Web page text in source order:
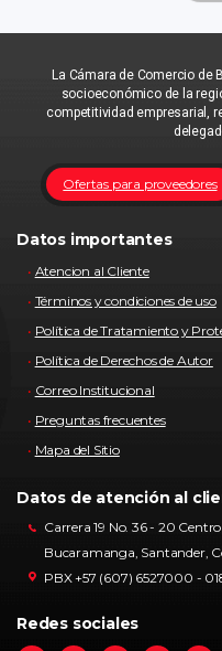
La Cámara de Comercio de
socioeconómico de la
competitividad empresarial,
Ofertas para proveedores
Datos importantes
Atencion al Cliente
Términos y condiciones de uso
Política de Tratamiento y
Política de Derechos de Autor
Correo Institucional
Preguntas frecuentes
Mapa del Sitio
Datos de atención al
Carrera 19 No. 36 - 20
Bucaramanga, Santander,
PBX +57 (607) 6527000 -
Redes sociales